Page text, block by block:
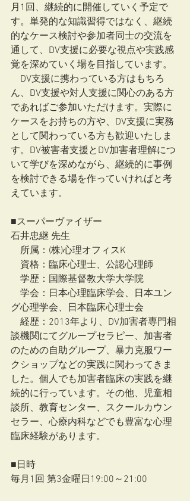
月1回、継続的に開催していく予定で
す。単発的な知識習得ではなく、継続
的なケース検討や参加者同士の交流を
通して、DV支援に必要な視点や実践感
覚を深めていく場を目指しています。
DV支援に携わっている方はもちろ
ん、DV支援や対人支援に関心のある方
であればご参加いただけます。実際に
ケースをお持ちの方や、DV支援に実務
として関わっている方も歓迎いたしま
す。DV被害者支援とDV加害者理解につ
いて学びを深めながら、継続的に事例
を検討できる場を作っていければと考
えています。
■スーパーヴァイザー
石井忠継 先生
所属：(株)心理オフィスK
資格：臨床心理士、公認心理師
学歴：国際基督教大学大学院
学会：日本心理臨床学会、日本ユン
グ心理学会、日本臨床心理士会
経歴：2013年より、DV加害者専門相
談機関にてグループセラピー、加害者
のための自助グループ、暴力克服ワー
クショップなどの実践に関わってきま
した。個人でも加害者臨床の実践を継
続的に行っています。その他、児童相
談所、教育センター、スクールカウン
セラー、心療内科などでも豊富な心理
臨床経験があります。
■日時
毎月1回 第3金曜日19:00～21:00